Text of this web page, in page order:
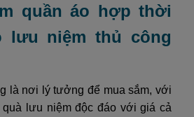
quần áo hợp thời
lưu niệm thủ công
là nơi lý tưởng để mua sắm, với
lưu niệm độc đáo với giá cả